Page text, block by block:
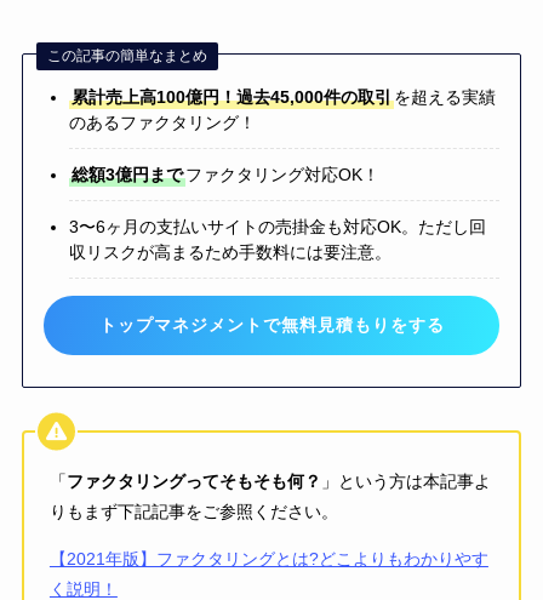
この記事の簡単なまとめ
累計売上高100億円！過去45,000件の取引を超える実績
のあるファクタリング！
総額3億円までファクタリング対応OK！
3〜6ヶ月の支払いサイトの売掛金も対応OK。ただし回
収リスクが高まるため手数料には要注意。
トップマネジメントで無料見積もりをする
「ファクタリングってそもそも何？ 」という方は本記事よ
りもまず下記記事をご参照ください。
【2021年版】ファクタリングとは?どこよりもわかりやす
く説明！